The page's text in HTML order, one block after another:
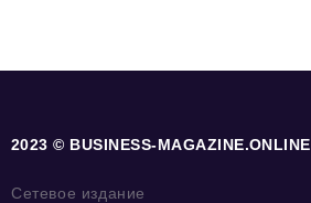
2023 © BUSINESS-MAGAZINE.ONLINE
Сетевое издание